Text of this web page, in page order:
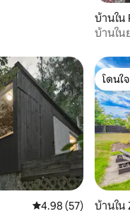
บ้านใน
บ้านใน
คะแนนเฉลี่ย 4.98 จาก
4.98 (57)
โดนใ
โดนใ
บ้านใน